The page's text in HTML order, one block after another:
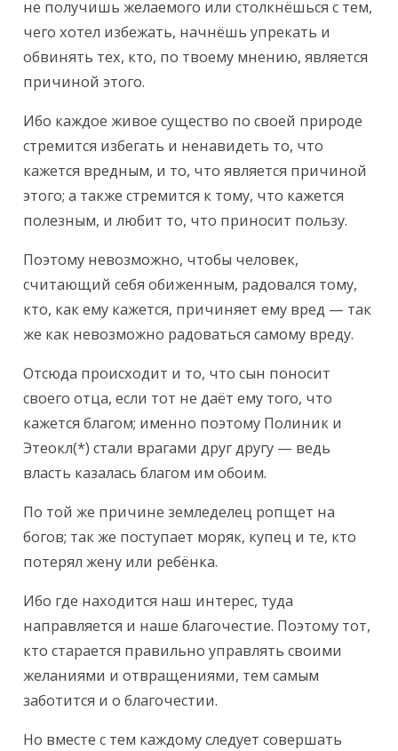
не получишь желаемого или столкнёшься с тем,
чего хотел избежать, начнёшь упрекать и
обвинять тех, кто, по твоему мнению, является
причиной этого.
Ибо каждое живое существо по своей природе
стремится избегать и ненавидеть то, что
кажется вредным, и то, что является причиной
этого; а также стремится к тому, что кажется
полезным, и любит то, что приносит пользу.
Поэтому невозможно, чтобы человек,
считающий себя обиженным, радовался тому,
кто, как ему кажется, причиняет ему вред — так
же как невозможно радоваться самому вреду.
Отсюда происходит и то, что сын поносит
своего отца, если тот не даёт ему того, что
кажется благом; именно поэтому Полиник и
Этеокл(*) стали врагами друг другу — ведь
власть казалась благом им обоим.
По той же причине земледелец ропщет на
богов; так же поступает моряк, купец и те, кто
потерял жену или ребёнка.
Ибо где находится наш интерес, туда
направляется и наше благочестие. Поэтому тот,
кто старается правильно управлять своими
желаниями и отвращениями, тем самым
заботится и о благочестии.
Но вместе с тем каждому следует совершать